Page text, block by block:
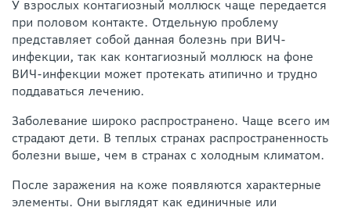
У взрослых контагиозный моллюск чаще передается
при половом контакте. Отдельную проблему
представляет собой данная болезнь при ВИЧ-
инфекции, так как контагиозный моллюск на фоне
ВИЧ-инфекции может протекать атипично и трудно
поддаваться лечению.
Заболевание широко распространено. Чаще всего им
страдают дети. В теплых странах распространенность
болезни выше, чем в странах с холодным климатом.
После заражения на коже появляются характерные
элементы. Они выглядят как единичные или